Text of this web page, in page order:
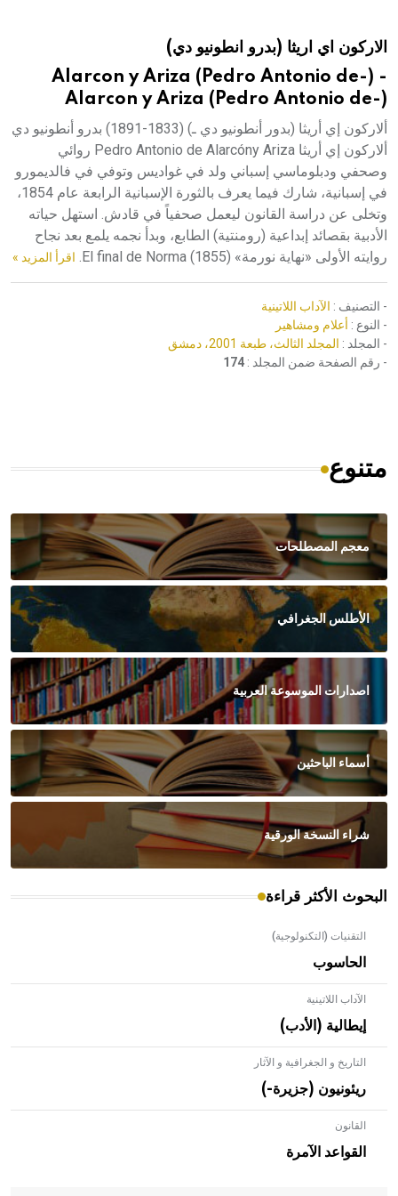
الاركون اي اريثا (بدرو انطونيو دي)
Alarcon y Ariza (Pedro Antonio de-) -
Alarcon y Ariza (Pedro Antonio de-)
ألاركون إي أريثا (بدور أنطونيو دي ـ) (1833-1891) بدرو أنطونيو دي
ألاركون إي أريثا Pedro Antonio de Alarcóny Ariza روائي
وصحفي ودبلوماسي إسباني ولد في غواديس وتوفي في فالديمورو
في إسبانية، شارك فيما يعرف بالثورة الإسبانية الرابعة عام 1854،
وتخلى عن دراسة القانون ليعمل صحفياً في قادش. استهل حياته
الأدبية بقصائد إبداعية (رومنتية) الطابع، وبدأ نجمه يلمع بعد نجاح
روايته الأولى «نهاية نورمة» (El final de Norma (1855.
اقرأ المزيد »
- التصنيف : الآداب اللاتينية
- النوع : أعلام ومشاهير
- المجلد : المجلد الثالث، طبعة 2001، دمشق
- رقم الصفحة ضمن المجلد : 174
متنوع
معجم المصطلحات
الأطلس الجغرافي
اصدارات الموسوعة العربية
أسماء الباحثين
شراء النسخة الورقية
البحوث الأكثر قراءة
التقنيات (التكنولوجية)
الحاسوب
الآداب اللاتينية
إيطالية (الأدب)
التاريخ و الجغرافية و الآثار
ريئونيون (جزيرة-)
القانون
القواعد الآمرة
- هل تعلم أن الأبلق نوع من الفنون الهندسية التي ارتبطت
بالعمارة الإسلامية في بلاد الشام ومصر خاصة، حيث يحرص
المعمار على بناء مداميكه وخاصة في الواجهات